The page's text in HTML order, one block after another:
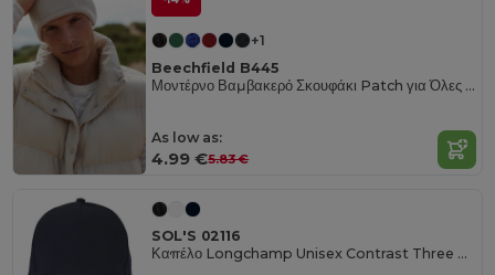
+1
Beechfield B445
Μοντέρνο Βαμβακερό Σκουφάκι Patch για Όλες τις Εποχές
As low as:
4.99 €5.83 €
SOL'S 02116
Καπέλο Longchamp Unisex Contrast Three Colour